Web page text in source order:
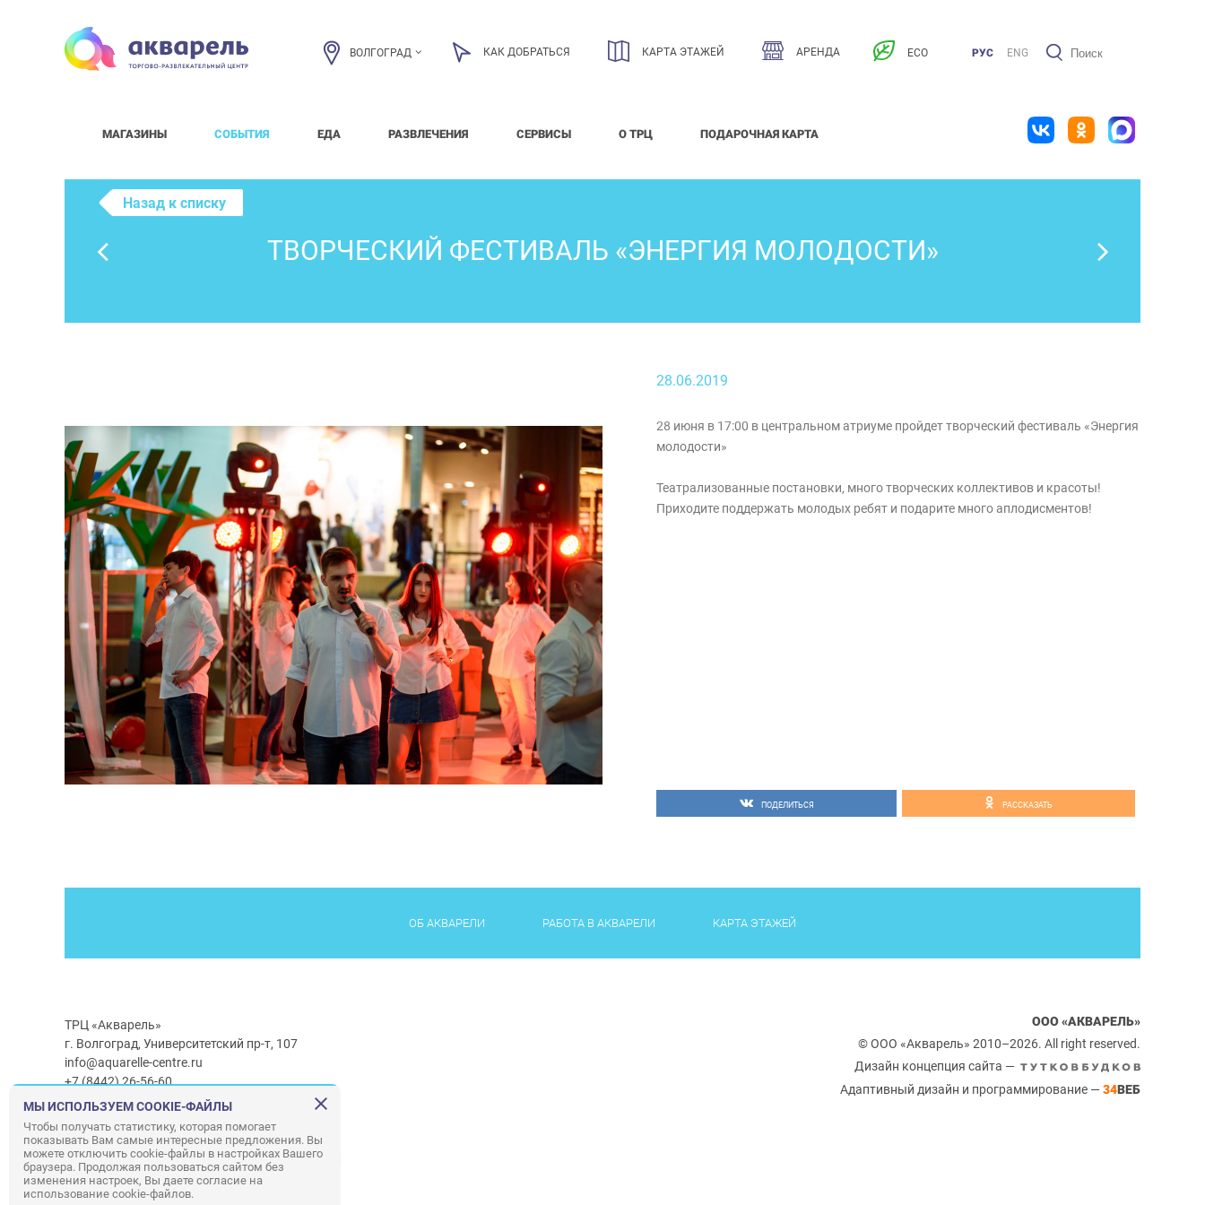
ВОЛГОГРАД КАК ДОБРАТЬСЯ КАРТА ЭТАЖЕЙ АРЕНДА ECO РУС ENG
МАГАЗИНЫ СОБЫТИЯ ЕДА РАЗВЛЕЧЕНИЯ СЕРВИСЫ О ТРЦ ПОДАРОЧНАЯ КАРТА
Назад к списку
ТВОРЧЕСКИЙ ФЕСТИВАЛЬ «ЭНЕРГИЯ МОЛОДОСТИ»
28.06.2019
28 июня в 17:00 в центральном атриуме пройдет творческий фестиваль «Энергия
молодости»
Театрализованные постановки, много творческих коллективов и красоты!
Приходите поддержать молодых ребят и подарите много аплодисментов!
ПОДЕЛИТЬСЯ РАССКАЗАТЬ
ОБ АКВАРЕЛИ РАБОТА В АКВАРЕЛИ КАРТА ЭТАЖЕЙ
ТРЦ «Акварель»
г. Волгоград, Университетский пр-т, 107
info@aquarelle-centre.ru
+7 (8442) 26-56-60
Часы работы ТРЦ: с 10:00 до 22:00
Часы работы г/м Ашан:с 08:00 до 23:00
Часы работыг/мЛемана ПРО:с 08:00 до 22:00
Правила посещения ТРЦ «Акварель»
ООО «АКВАРЕЛЬ»
© ООО «Акварель» 2010–2026. All right reserved.
Дизайн концепция сайта —
Адаптивный дизайн и программирование — 34ВЕБ
МЫ ИСПОЛЬЗУЕМ COOKIE-ФАЙЛЫ
Чтобы получать статистику, которая помогает
показывать Вам самые интересные предложения. Вы
можете отключить cookie-файлы в настройках Вашего
браузера. Продолжая пользоваться сайтом без
изменения настроек, Вы даете согласие на
использование cookie-файлов.